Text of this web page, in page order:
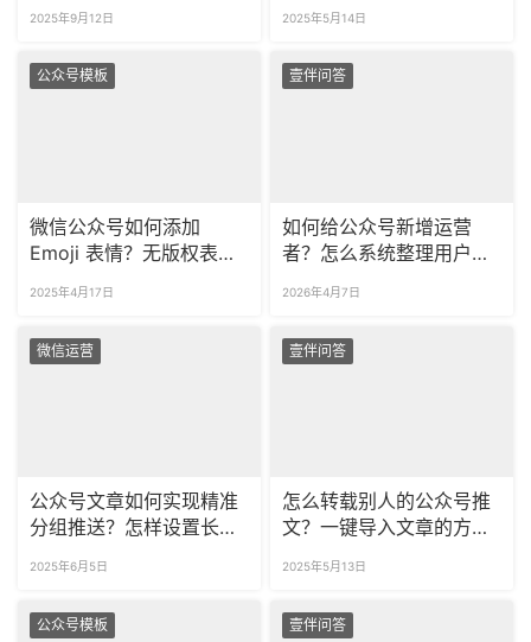
2025年9月12日 2025年5月14日
公众号模板
微信公众号如何添加
Emoji 表情？无版权表情
2025年4月17日
壹伴问答
如何给公众号新增运营
者？怎么系统整理用户留
2026年4月7日
微信运营
公众号文章如何实现精准
分组推送？怎样设置长周
2025年6月5日
壹伴问答
怎么转载别人的公众号推
文？一键导入文章的方法
2025年5月13日
公众号模板 壹伴问答